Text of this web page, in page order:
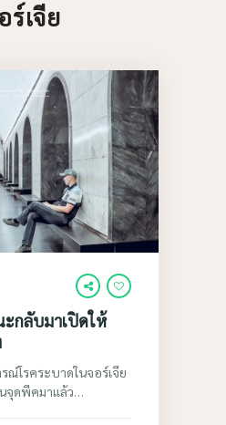
ร์เจีย
ะกลับมาเปิดให้
ณ์โรคระบาดในจอร์เจีย
จุดพีคมาแล้ว…